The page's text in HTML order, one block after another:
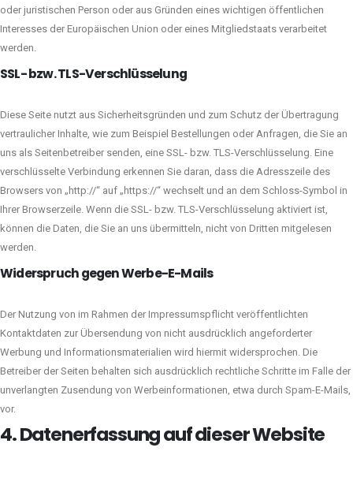
oder juristischen Person oder aus Gründen eines wichtigen öffentlichen
Interesses der Europäischen Union oder eines Mitgliedstaats verarbeitet
werden.
SSL- bzw. TLS-Verschlüsselung
Diese Seite nutzt aus Sicherheitsgründen und zum Schutz der Übertragung
vertraulicher Inhalte, wie zum Beispiel Bestellungen oder Anfragen, die Sie an
uns als Seitenbetreiber senden, eine SSL- bzw. TLS-Verschlüsselung. Eine
verschlüsselte Verbindung erkennen Sie daran, dass die Adresszeile des
Browsers von „http://“ auf „https://“ wechselt und an dem Schloss-Symbol in
Ihrer Browserzeile. Wenn die SSL- bzw. TLS-Verschlüsselung aktiviert ist,
können die Daten, die Sie an uns übermitteln, nicht von Dritten mitgelesen
werden.
Widerspruch gegen Werbe-E-Mails
Der Nutzung von im Rahmen der Impressumspflicht veröffentlichten
Kontaktdaten zur Übersendung von nicht ausdrücklich angeforderter
Werbung und Informationsmaterialien wird hiermit widersprochen. Die
Betreiber der Seiten behalten sich ausdrücklich rechtliche Schritte im Falle der
unverlangten Zusendung von Werbeinformationen, etwa durch Spam-E-Mails,
vor.
4. Datenerfassung auf dieser Website